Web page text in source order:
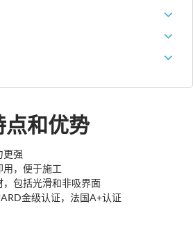
点和优势
更强
用，便于施工
，包括光滑和非吸界面
金级认证，法国A+认证